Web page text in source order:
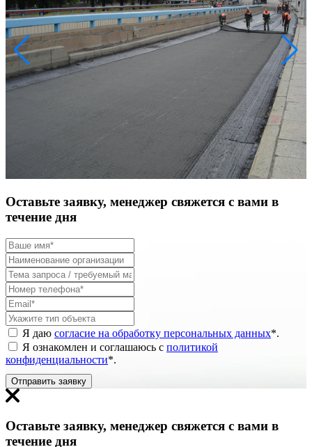
Оставьте заявку, менеджер свяжется с вами в
течение дня
Я даю согласие на обработку персональных данных*.
Я ознакомлен и соглашаюсь с политикой
конфиденциальности*.
Отправить заявку
Оставьте заявку, менеджер свяжется с вами в
течение дня